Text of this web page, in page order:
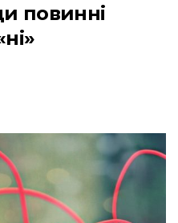
повинні